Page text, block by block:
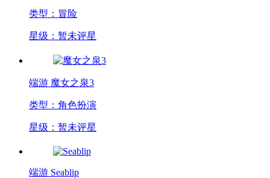
类型：冒险
星级：暂未评星
端游 魔女之泉3
类型：角色扮演
星级：暂未评星
端游 Seablip